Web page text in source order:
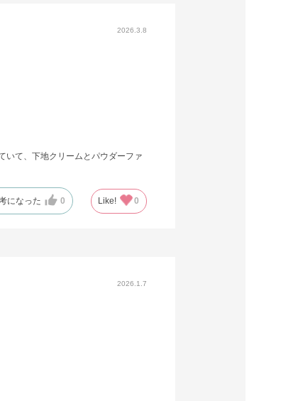
2026.3.8
いて、下地クリームとパウダーファ
になった 0 Like! 0
2026.1.7